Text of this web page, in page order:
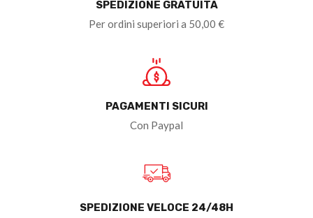
SPEDIZIONE GRATUITA
Per ordini superiori a 50,00 €
PAGAMENTI SICURI
Con Paypal
SPEDIZIONE VELOCE 24/48H